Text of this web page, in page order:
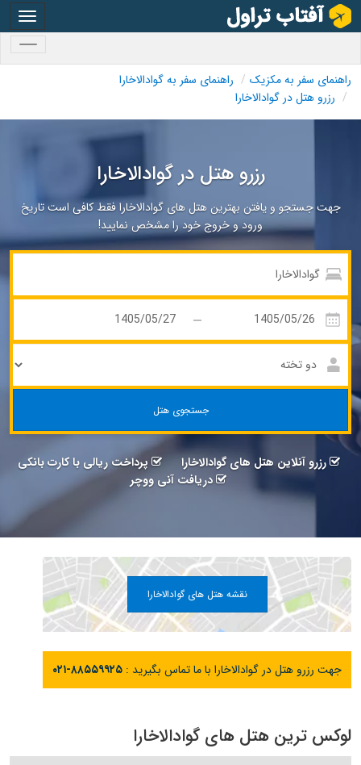
راهنمای سفر به مکزیک
راهنمای سفر به گوادالاخارا
رزرو هتل در گوادالاخارا
رزرو هتل در گوادالاخارا
جهت جستجو و یافتن بهترین هتل های گوادالاخارا فقط کافی است تاریخ
ورود و خروج خود را مشخص نمایید!
جستجوی هتل
رزرو آنلاین هتل های گوادالاخارا
پرداخت ریالی با کارت بانکی
دریافت آنی ووچر
نقشه هتل های گوادالاخارا
جهت رزرو هتل در گوادالاخارا با ما تماس بگیرید : ۰۲۱-۸۸۵۵۹۹۲۵
لوکس ترین هتل های گوادالاخارا